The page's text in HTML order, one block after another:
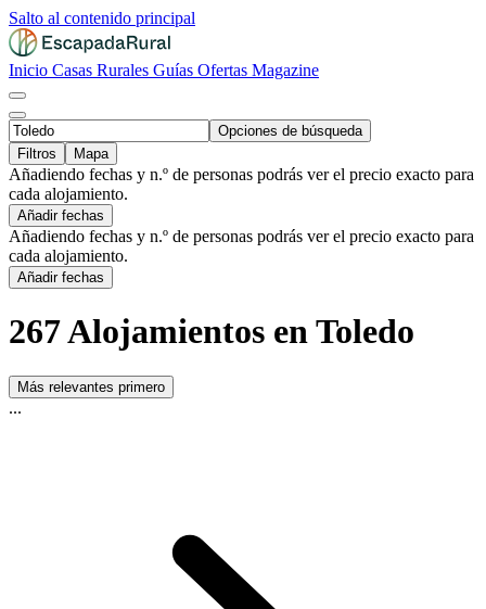
Salto al contenido principal
Inicio Casas Rurales Guías Ofertas Magazine
Opciones de búsqueda
Filtros
Mapa
Añadiendo fechas y n.º de personas podrás ver el precio exacto para
cada alojamiento.
Añadir fechas
Añadiendo fechas y n.º de personas podrás ver el precio exacto para
cada alojamiento.
Añadir fechas
267 Alojamientos en Toledo
Más relevantes primero
...